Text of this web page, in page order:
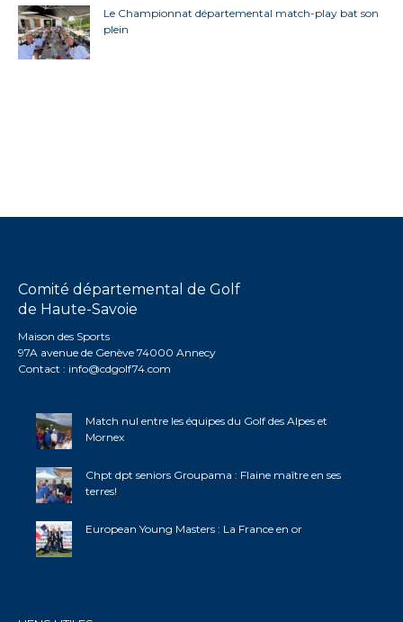
Le Championnat départemental match-play bat son
plein
Comité départemental de Golf
de Haute-Savoie
Maison des Sports
97A avenue de Genève 74000 Annecy
Contact : info@cdgolf74.com
Match nul entre les équipes du Golf des Alpes et
Mornex
Chpt dpt seniors Groupama : Flaine maître en ses
terres!
European Young Masters : La France en or